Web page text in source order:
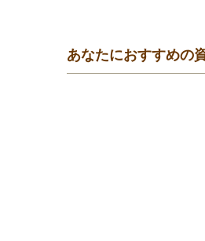
あなたにおすすめの